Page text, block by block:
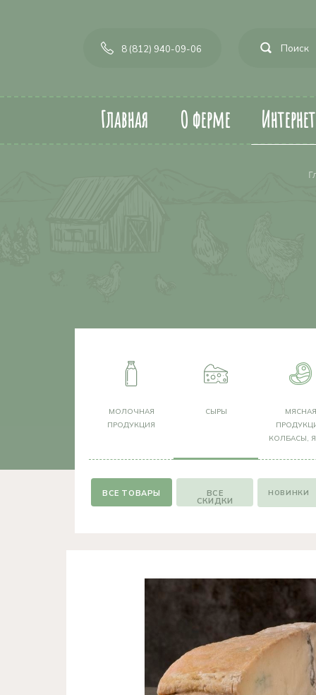
8 (812) 940-09-06
Главная О ферме
МОЛОЧНАЯ
ПРОДУКЦИЯ
СЫРЫ
МЯСНАЯ
КОЛБАСЫ,
ВСЕ
СКИДКИ
НОВИНКИ